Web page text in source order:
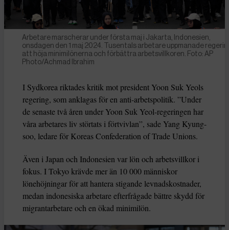
Arbetare marscherar under första maj i Jakarta, Indonesien,
onsdagen den 1 maj 2024. Tusentals arbetare uppmanade
att höja minimilönerna och förbättra arbetsvillkoren. Foto: AP
Photo/Achmad Ibrahim
I Sydkorea riktades kritik mot president Yoon Suk Yeols
regering, som anklagas för en anti-arbetspolitik. ”Under
de senaste två åren under Yoon Suk Yeol-regeringen har
våra arbetares liv störtats i förtvivlan”, sade Yang Kyung-
soo, ledare för Koreas Confederation of Trade Unions.
Även i Japan och Indonesien var lön och arbetsvillkor i
fokus. I Tokyo krävde mer än 10 000 människor
lönehöjningar för att hantera stigande levnadskostnader,
medan indonesiska arbetare efterfrågade bättre skydd för
migrantarbetare och en ökad minimilön.